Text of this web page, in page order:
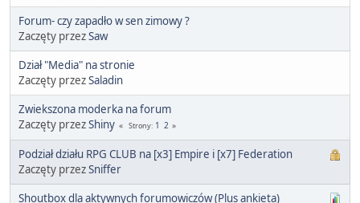
Forum- czy zapadło w sen zimowy ?
Zaczęty przezSaw
Dział "Media" na stronie
Zaczęty przezSaladin
Zwiekszona moderka na forum
Zaczęty przezShiny Strony 1 2
Podział działu RPG CLUB na [x3] Empire i [x7] Federation
Zaczęty przezSniffer
Shoutbox dla aktywnych forumowiczów (Plus ankieta)